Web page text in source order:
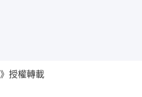
授權轉載